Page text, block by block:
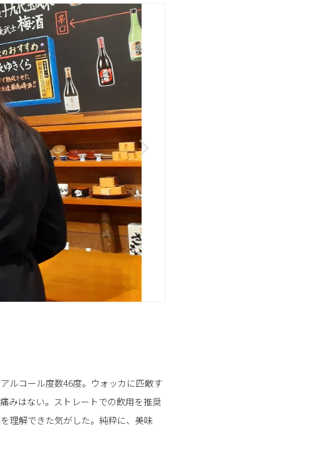
ルコール度数46度。ウォッカに匹敵す
みはない。ストレートでの飲用を推奨
理解できた気がした。純粋に、美味